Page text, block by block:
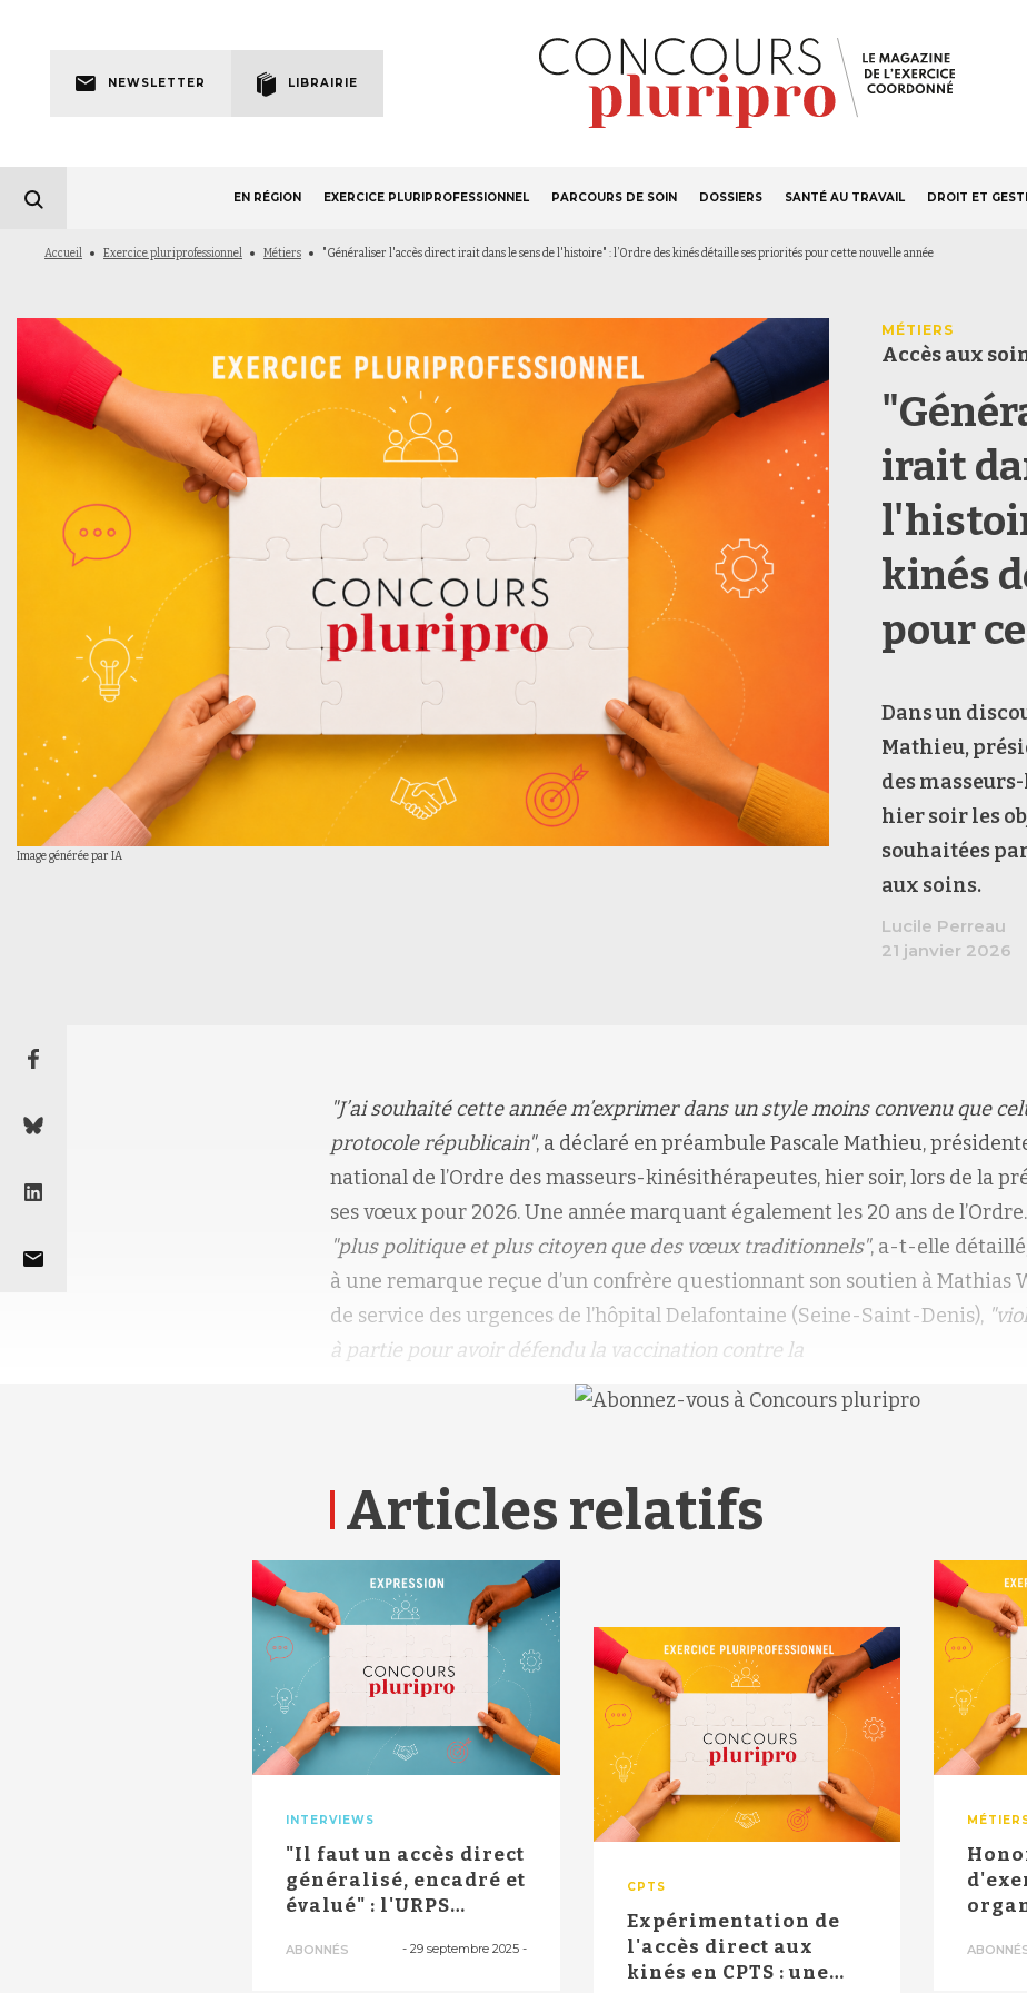
navigation
NEWSLETTER LIBRAIRIE S'ABONNER
principale
EN RÉGION EXERCICE PLURIPROFESSIONNEL PARCOURS DE SOIN DOSSIERS SANTÉ AU TRAVAIL DROIT ET
Fil
Accueil Exercice pluriprofessionnel Métiers "Généraliser l'accès direct irait dans le sens de l'histoire" : l’Ordre des kinés détaille ses priorités pour cette nouvelle année
Image générée par IA
MÉTIERS
Accès aux
irait
kinés
pour
Dans un
Mathieu,
des
hier soir les
souhaitées
aux soins.
Lucile Perreau
21 janvier 2026
"J’ai souhaité cette année m’exprimer dans un style moins convenu que
protocole républicain", a déclaré en préambule Pascale Mathieu,
national de l’Ordre des masseurs-kinésithérapeutes, hier soir, lors de la
ses vœux pour 2026. Une année marquant également les 20 ans de
"plus politique et plus citoyen que des vœux traditionnels", a-t-elle
à une remarque reçue d’un confrère questionnant son soutien à Mathias
de service des urgences de l’hôpital Delafontaine (Seine-Saint-Denis),
à partie pour avoir défendu la vaccination contre la
Articles relatifs
INTERVIEWS
"Il faut un accès direct
généralisé, encadré et
évalué" : l'URPS
ABONNÉS - 29 septembre 2025-
CPTS
Expérimentation de
l'accès direct aux
kinés en CPTS : une
"pr...